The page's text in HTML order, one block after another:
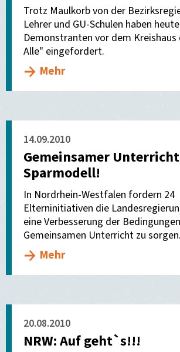
Trotz Maulkorb von der
Lehrer und GU-Schulen haben
Demonstranten vor dem
Alle" eingefordert.
Mehr
14.09.2010
Gemeinsamer
Sparmodell!
In Nordrhein-Westfalen fordern 24
Elterninitiativen die
eine Verbesserung der
Gemeinsamen Unterricht zu sorgen.
Mehr
20.08.2010
NRW: Auf geht`s!!!